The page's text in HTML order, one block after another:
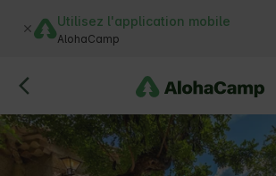
Utilisez l'application mobile
AlohaCamp